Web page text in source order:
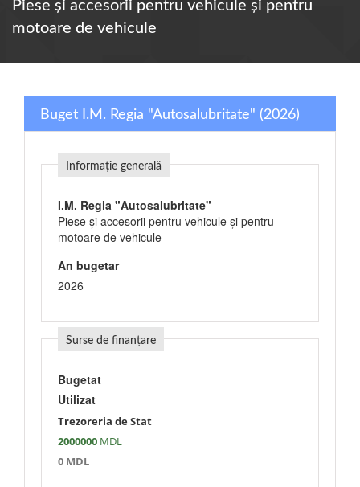
Piese şi accesorii pentru vehicule şi pentru
motoare de vehicule
Buget I.M. Regia "Autosalubritate" (2026)
Informație generală
I.M. Regia "Autosalubritate"
Piese şi accesorii pentru vehicule şi pentru
motoare de vehicule
An bugetar
2026
Surse de finanțare
Bugetat
Utilizat
Trezoreria de Stat
2000000 MDL
0 MDL